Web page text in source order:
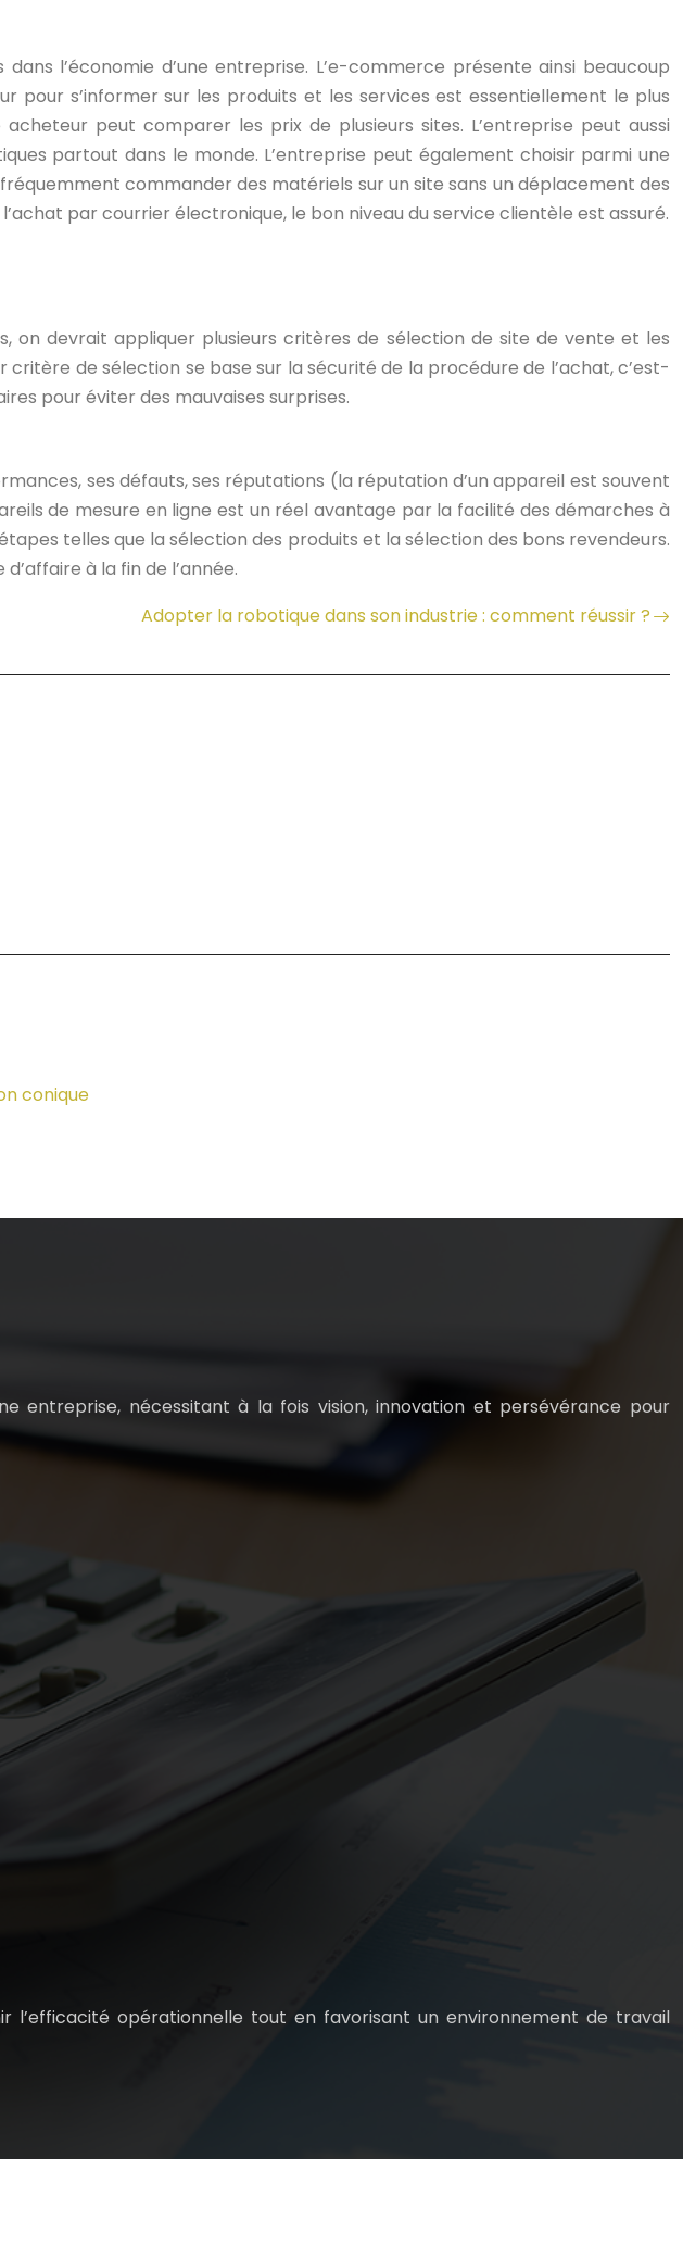
l’économie d’une entreprise. L’e-commerce présente ainsi beaucoup
pour s’informer sur les produits et les services est essentiellement le plus
peut comparer les prix de plusieurs sites. L’entreprise peut aussi
partout dans le monde. L’entreprise peut également choisir parmi une
commander des matériels sur un site sans un déplacement des
par courrier électronique, le bon niveau du service clientèle est assuré.
on devrait appliquer plusieurs critères de sélection de site de vente et les
de sélection se base sur la sécurité de la procédure de l’achat, c’est-
pour éviter des mauvaises surprises.
ses défauts, ses réputations (la réputation d’un appareil est souvent
de mesure en ligne est un réel avantage par la facilité des démarches à
telles que la sélection des produits et la sélection des bons revendeurs.
à la fin de l’année.
Adopter la robotique dans son industrie : comment réussir ?
conique
entreprise, nécessitant à la fois vision, innovation et persévérance pour
opérationnelle tout en favorisant un environnement de travail